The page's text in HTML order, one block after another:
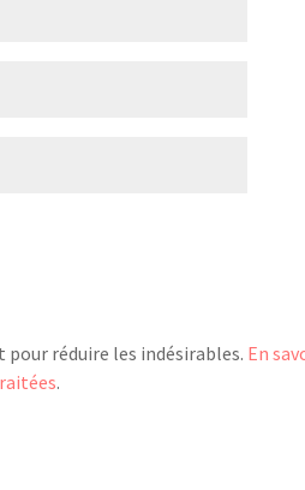
réduire les indésirables. En
.